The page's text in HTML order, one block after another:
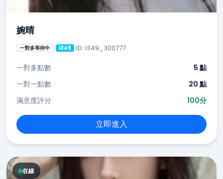
婉晴
一對多等待中 i349 ID: i349_300777
一對多點數
5 點
一對一點數
20 點
滿意度評分
100分
立即進入
在線